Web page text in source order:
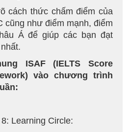
cách thức chấm điểm của
cũng như điểm mạnh, điểm
Á để giúp các bạn đạt
ISAF (IELTS Score
vào chương trình
Learning Circle: